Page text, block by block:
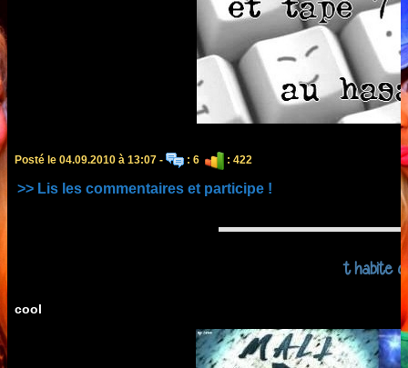
Posté le 04.09.2010 à 13:07 - : 6 : 422
>> Lis les commentaires et participe !
t habite
cool